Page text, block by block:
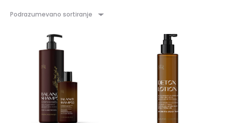
Podrazumevano sortiranje